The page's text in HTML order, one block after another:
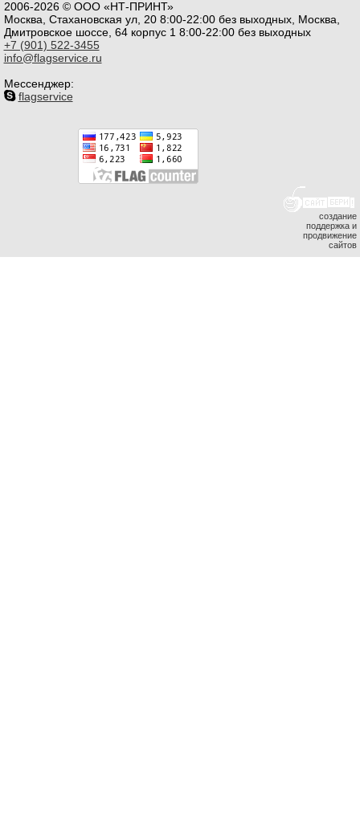
2006-2026 © ООО «НТ-ПРИНТ»
Москва, Стахановская ул, 20 8:00-22:00 без выходных, Москва,
Дмитровское шоссе, 64 корпус 1 8:00-22:00 без выходных
+7 (901) 522-3455
info@flagservice.ru
Мессенджер:
flagservice
создание
поддержка и
продвижение
сайтов